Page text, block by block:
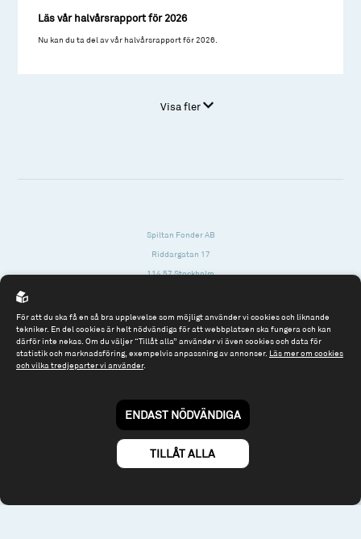
Läs vår halvårsrapport för 2026
Nu kan du ta del av vår halvårsrapport för 2026.
Visa fler
Spiltan Fonder AB
Riddargatan 17
114 57 Stockholm
Tel: 08 - 545 813 40
Till spiltan.se
© 2026 - Spiltan Fonder AB
By Sphinxly
För att du ska få en så bra upplevelse som möjligt använder vi cookies och liknande
tekniker. En del cookies är helt nödvändiga för att webbplatsen ska fungera och kan
därför inte nekas. Om du väljer “Tillåt alla” använder vi även cookies och data för
statistik och marknadsföring, exempelvis anpassning av annonser. Läs mer om cookies
och vilka tredjeparter vi använder.
ENDAST NÖDVÄNDIGA
TILLÅT ALLA